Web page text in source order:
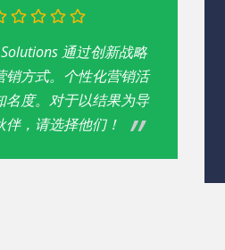
通过创新战略
销方式。个性化营销活
名度。对于以结果为导
，请选择他们！